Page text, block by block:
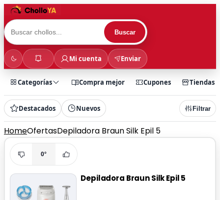
Buscar
Mi cuenta Enviar
Categorías Compra mejor Cupones Tiendas
Destacados Nuevos Filtrar
HomeOfertasDepiladora Braun Silk Epil 5
0°
Depiladora Braun Silk Epil 5